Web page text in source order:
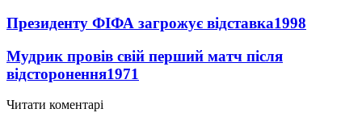
Президенту ФІФА загрожує відставка1998
Мудрик провів свій перший матч після
відсторонення1971
Читати коментарі